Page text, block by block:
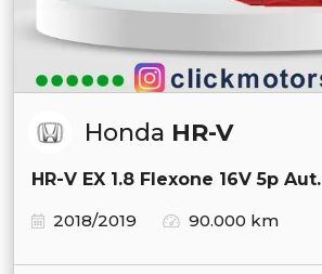
Honda HR-V
HR-V EX 1.8 Flexone 16V 5p Aut.
2018/2019
90.000 km